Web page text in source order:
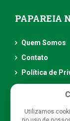
PAPAREIA
Quem Somos
Contato
Política de
Utilizamos